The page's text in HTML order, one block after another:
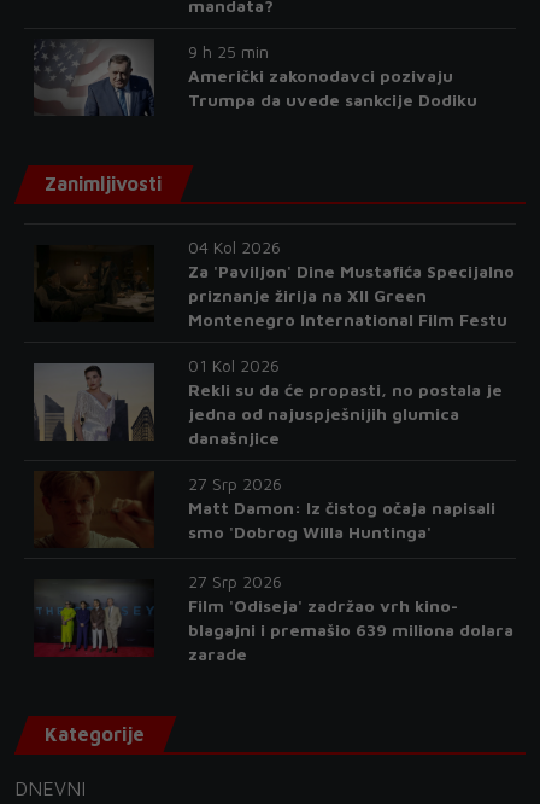
mandata?
9 h 25 min
Američki zakonodavci pozivaju
Trumpa da uvede sankcije Dodiku
Zanimljivosti
04 Kol 2026
Za 'Paviljon' Dine Mustafića Specijalno
priznanje žirija na XII Green
Montenegro International Film Festu
01 Kol 2026
Rekli su da će propasti, no postala je
jedna od najuspješnijih glumica
današnjice
27 Srp 2026
Matt Damon: Iz čistog očaja napisali
smo 'Dobrog Willa Huntinga'
27 Srp 2026
Film 'Odiseja' zadržao vrh kino-
blagajni i premašio 639 miliona dolara
zarade
Kategorije
DNEVNI